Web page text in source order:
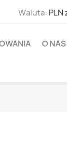
Waluta: PLN
O NAS